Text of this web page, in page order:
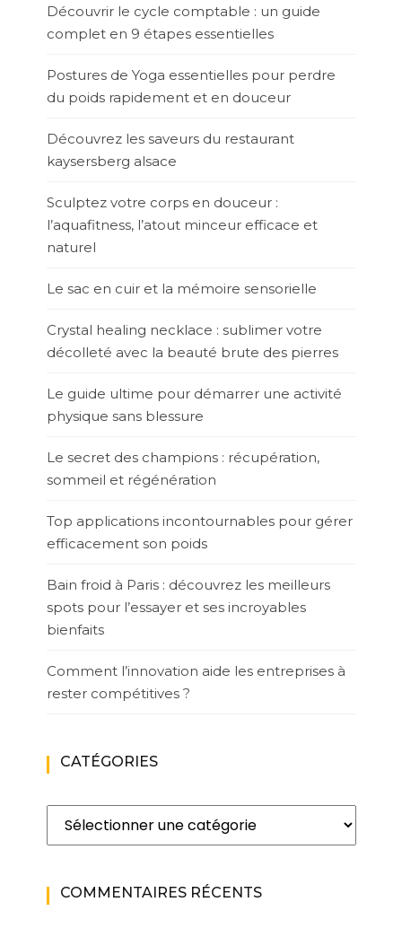
Découvrir le cycle comptable : un guide
complet en 9 étapes essentielles
Postures de Yoga essentielles pour perdre
du poids rapidement et en douceur
Découvrez les saveurs du restaurant
kaysersberg alsace
Sculptez votre corps en douceur :
l’aquafitness, l’atout minceur efficace et
naturel
Le sac en cuir et la mémoire sensorielle
Crystal healing necklace : sublimer votre
décolleté avec la beauté brute des pierres
Le guide ultime pour démarrer une activité
physique sans blessure
Le secret des champions : récupération,
sommeil et régénération
Top applications incontournables pour gérer
efficacement son poids
Bain froid à Paris : découvrez les meilleurs
spots pour l’essayer et ses incroyables
bienfaits
Comment l’innovation aide les entreprises à
rester compétitives ?
CATÉGORIES
Catégories
COMMENTAIRES RÉCENTS